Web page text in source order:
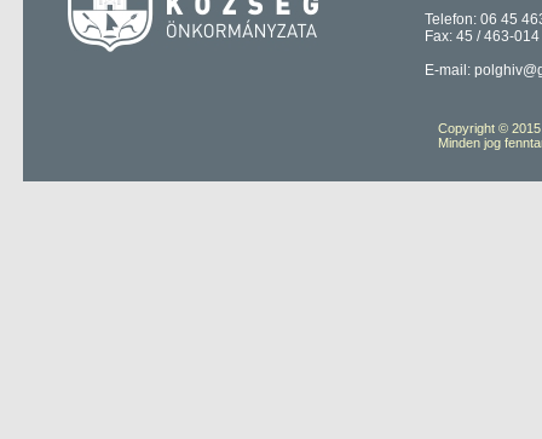
Telefon: 06 45
Fax: 45 / 463-014
E-mail:
Copyright ©
Minden jog